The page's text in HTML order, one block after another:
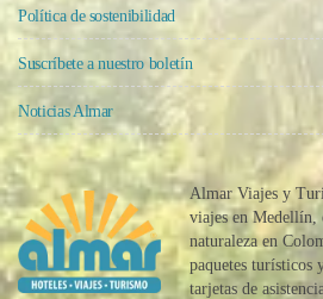
Política de sostenibilidad
Suscríbete a nuestro boletín
Noticias Almar
Almar Viajes y
viajes en Medellín,
naturaleza en
paquetes turísticos
tarjetas de